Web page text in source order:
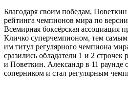
Благодаря своим победам,
рейтинга чемпионов мира по
Всемирная боксёрская ассоциация
Кличко суперчемпионом, тем
им титул регулярного чемпиона
сразились обладатели 1 и 2 строчек
и Поветкин. Александр в 11 раунде
соперником и стал регулярным